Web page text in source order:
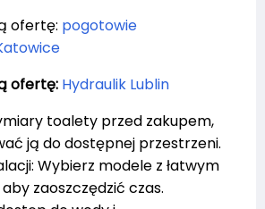
ofertę: pogotowie
ofertę: Hydraulik Lublin
toalety przed zakupem,
ją do dostępnej przestrzeni.
Wybierz modele z łatwym
zaoszczędzić czas.